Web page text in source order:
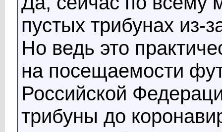
пустых трибунах из-
Но ведь это
на посещаемости
Российской
трибуны до